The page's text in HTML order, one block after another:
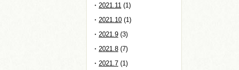
2021.11 (1)
2021.10 (1)
2021.9 (3)
2021.8 (7)
2021.7 (1)